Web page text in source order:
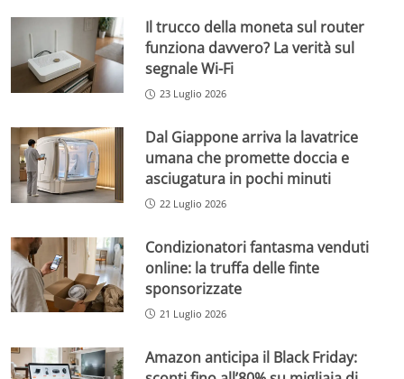
Il trucco della moneta sul router
funziona davvero? La verità sul
segnale Wi-Fi
23 Luglio 2026
Dal Giappone arriva la lavatrice
umana che promette doccia e
asciugatura in pochi minuti
22 Luglio 2026
Condizionatori fantasma venduti
online: la truffa delle finte
sponsorizzate
21 Luglio 2026
Amazon anticipa il Black Friday: